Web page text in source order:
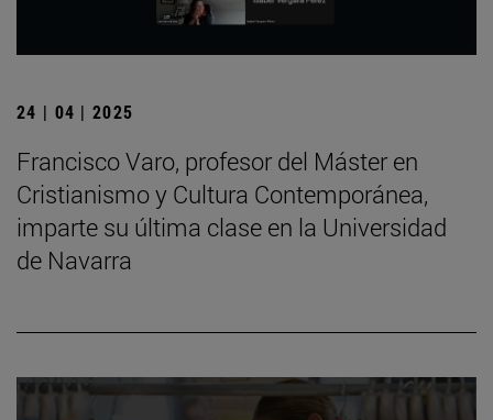
24 | 04 | 2025
Francisco Varo, profesor del Máster en
Cristianismo y Cultura Contemporánea,
imparte su última clase en la Universidad
de Navarra